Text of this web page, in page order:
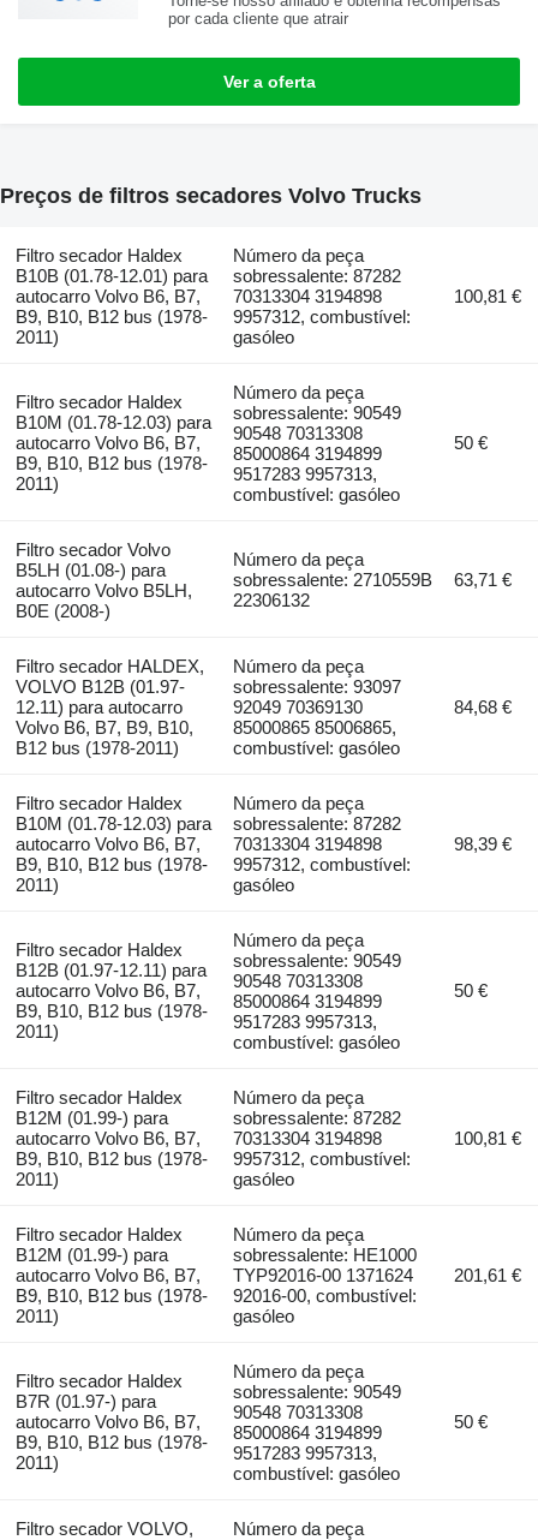
por cada cliente que atrair
Ver a oferta
Preços de filtros secadores Volvo Trucks
Filtro secador Haldex
B10B (01.78-12.01) para
autocarro Volvo B6, B7,
B9, B10, B12 bus (1978-
2011)
Número da peça
sobressalente: 87282
70313304 3194898
9957312, combustível:
gasóleo
100,81 €
Filtro secador Haldex
B10M (01.78-12.03) para
autocarro Volvo B6, B7,
B9, B10, B12 bus (1978-
2011)
Número da peça
sobressalente: 90549
90548 70313308
85000864 3194899
9517283 9957313,
combustível: gasóleo
50 €
Filtro secador Volvo
B5LH (01.08-) para
autocarro Volvo B5LH,
B0E (2008-)
Número da peça
sobressalente: 2710559B
22306132
63,71 €
Filtro secador HALDEX,
VOLVO B12B (01.97-
12.11) para autocarro
Volvo B6, B7, B9, B10,
B12 bus (1978-2011)
Número da peça
sobressalente: 93097
92049 70369130
85000865 85006865,
combustível: gasóleo
84,68 €
Filtro secador Haldex
B10M (01.78-12.03) para
autocarro Volvo B6, B7,
B9, B10, B12 bus (1978-
2011)
Número da peça
sobressalente: 87282
70313304 3194898
9957312, combustível:
gasóleo
98,39 €
Filtro secador Haldex
B12B (01.97-12.11) para
autocarro Volvo B6, B7,
B9, B10, B12 bus (1978-
2011)
Número da peça
sobressalente: 90549
90548 70313308
85000864 3194899
9517283 9957313,
combustível: gasóleo
50 €
Filtro secador Haldex
B12M (01.99-) para
autocarro Volvo B6, B7,
B9, B10, B12 bus (1978-
2011)
Número da peça
sobressalente: 87282
70313304 3194898
9957312, combustível:
gasóleo
100,81 €
Filtro secador Haldex
B12M (01.99-) para
autocarro Volvo B6, B7,
B9, B10, B12 bus (1978-
2011)
Número da peça
sobressalente: HE1000
TYP92016-00 1371624
92016-00, combustível:
gasóleo
201,61 €
Filtro secador Haldex
B7R (01.97-) para
autocarro Volvo B6, B7,
B9, B10, B12 bus (1978-
2011)
Número da peça
sobressalente: 90549
90548 70313308
85000864 3194899
9517283 9957313,
combustível: gasóleo
50 €
Filtro secador VOLVO,
Número da peça